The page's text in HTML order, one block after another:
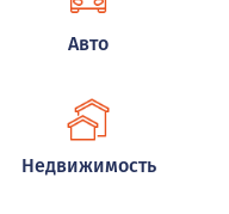
Авто
Недвижимость